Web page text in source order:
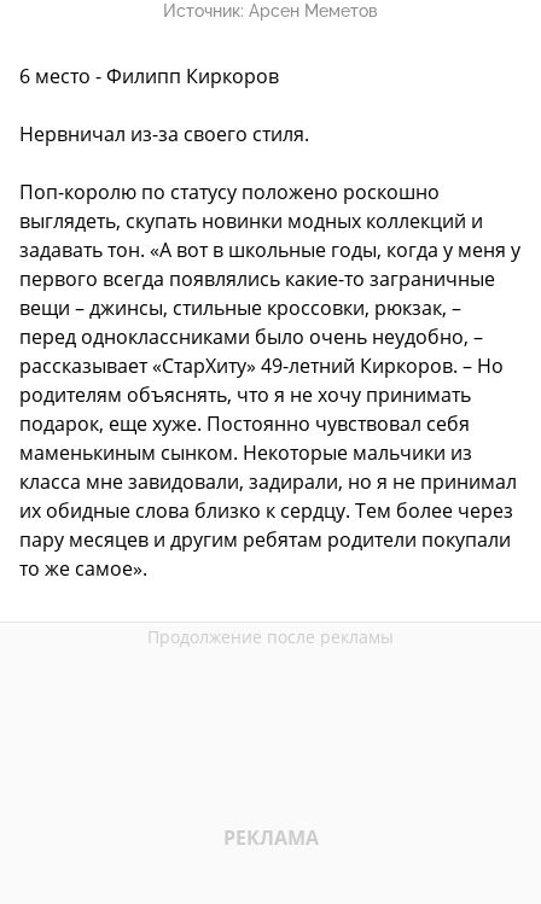
Источник: Арсен Меметов
6 место - Филипп Киркоров
Нервничал из-за своего стиля.
Поп-королю по статусу положено роскошно
выглядеть, скупать новинки модных коллекций и
задавать тон. «А вот в школьные годы, когда у меня у
первого всегда появлялись какие-то заграничные
вещи – джинсы, стильные кроссовки, рюкзак, –
перед одноклассниками было очень неудобно, –
рассказывает «СтарХиту» 49-летний Киркоров. – Но
родителям объяснять, что я не хочу принимать
подарок, еще хуже. Постоянно чувствовал себя
маменькиным сынком. Некоторые мальчики из
класса мне завидовали, задирали, но я не принимал
их обидные слова близко к сердцу. Тем более через
пару месяцев и другим ребятам родители покупали
то же самое».